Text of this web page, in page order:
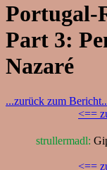
Portugal-
Part 3:
Nazaré
...zurück zum
<==
strullermadl:
<==